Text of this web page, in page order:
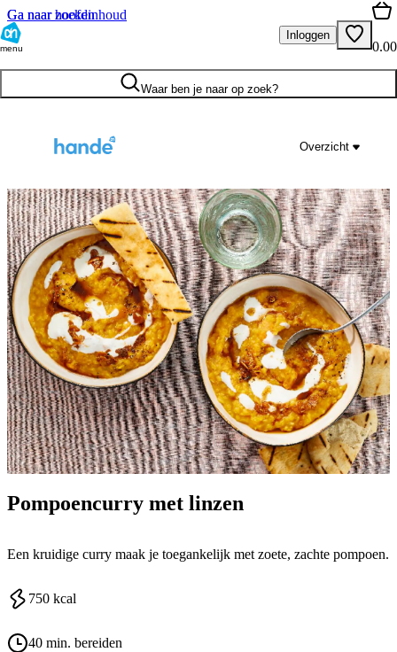
Ga naar hoofdinhoud
Ga naar zoeken
menu
Inloggen
0.00
Waar ben je naar op zoek?
Overzicht
Pompoencurry met linzen
Een kruidige curry maak je toegankelijk met zoete, zachte pompoen.
750 kcal
40 min. bereiden